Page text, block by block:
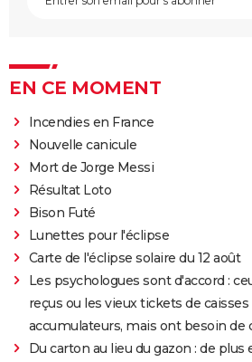
EN CE MOMENT
Incendies en France
Nouvelle canicule
Mort de Jorge Messi
Résultat Loto
Bison Futé
Lunettes pour l'éclipse
Carte de l'éclipse solaire du 12 août
Les psychologues sont d'accord :
reçus ou les vieux tickets de
accumulateurs, mais ont besoin de
Du carton au lieu du gazon : de plus